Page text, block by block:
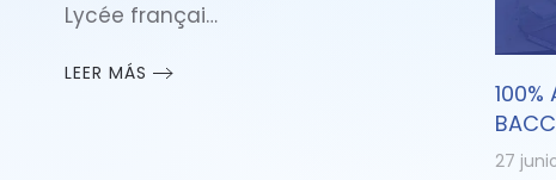
Lycée françai…
LEER MÁS
100%
27